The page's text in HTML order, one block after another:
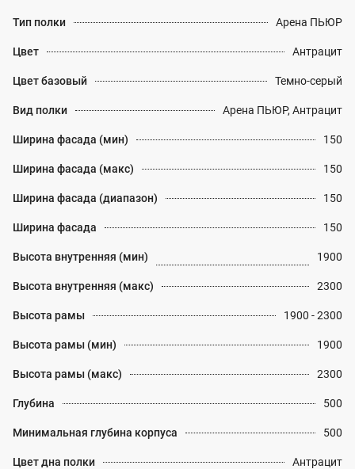
Тип полки Арена ПЬЮР
Цвет Антрацит
Цвет базовый Темно-серый
Вид полки Арена ПЬЮР, Антрацит
Ширина фасада (мин) 150
Ширина фасада (макс) 150
Ширина фасада (диапазон) 150
Ширина фасада 150
Высота внутренняя (мин) 1900
Высота внутренняя (макс) 2300
Высота рамы 1900 - 2300
Высота рамы (мин) 1900
Высота рамы (макс) 2300
Глубина 500
Минимальная глубина корпуса 500
Цвет дна полки Антрацит